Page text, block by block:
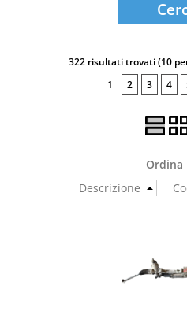
322 risultati trovati (10
1
2 3 4
Ordina